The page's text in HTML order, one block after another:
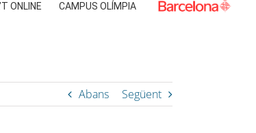
ONLINE CAMPUS OLÍMPIA
Abans Següent